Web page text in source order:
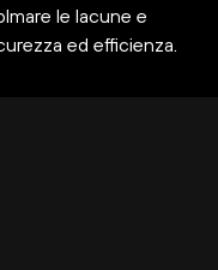
le lacune e
ed efficienza.